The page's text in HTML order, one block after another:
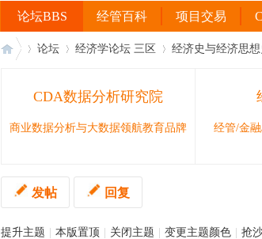
经管百科 项目交易
论坛BBS
论坛 经济学论坛 三区 经济史与经济思想
CDA数据分析研究院
商业数据分析与大数据领航教育品牌 经管/金
发帖 回复
提升主题 本版置顶 关闭主题 变更主题颜色 抢